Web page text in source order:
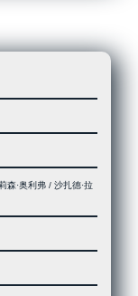
森·奥利弗 / 沙扎德·拉